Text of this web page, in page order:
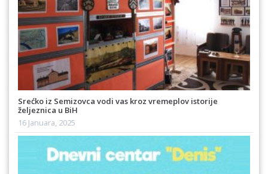
Srećko iz Semizovca vodi vas kroz vremeplov istorije
željeznica u BiH
16 Januara, 2025